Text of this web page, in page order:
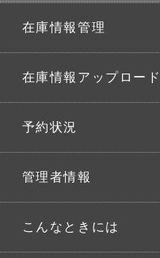
在庫情報管理
在庫情報アップロード
予約状況
管理者情報
こんなときには